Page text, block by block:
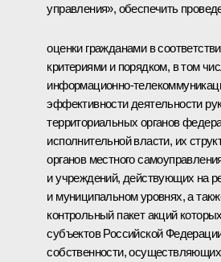
управления», обеспечить
оценки гражданами в
критериями и порядком, в том
информационно-
эффективности деятельности
территориальных органов
исполнительной власти, их
органов местного
и учреждений, действующих на
и муниципальном уровнях, а
контрольный пакет акций
субъектов Российской
собственности, осуществляющих